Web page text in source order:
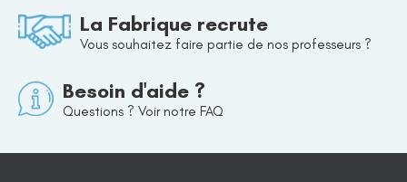
La Fabrique recrute
Vous souhaitez faire partie de nos professeurs ?
Besoin d'aide ?
Questions ? Voir notre FAQ